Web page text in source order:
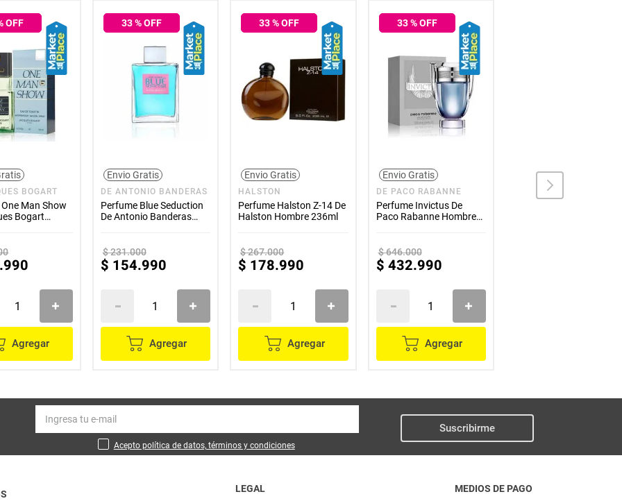
OFF
BOGART
Man Show
Bogart
.990
Agregar
Envio Gratis
33% OFF
DE ANTONIO BANDERAS
Perfume Blue Seduction
De Antonio Banderas
$231.000
$ 154.990
Agregar
Envio Gratis
33% OFF
HALSTON
Perfume Halston Z-14 De
Halston Hombre 236ml
$267.000
$ 178.990
Agregar
Envio Gratis
33% OFF
DE PACO RABANNE
Perfume Invictus De
Paco Rabanne Hombre
$646.000
$ 432.990
Agregar
BENETTON
Perfume Cold De
Acepto política de datos, términos y condiciones
Suscribirme
LEGAL MEDIOS DE PAGO